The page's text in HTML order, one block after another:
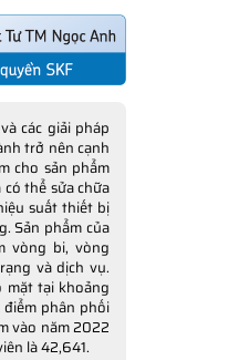
và các giải pháp
trở nên cạnh
cho sản phẩm
thể sửa chữa
suất thiết bị
Sản phẩm của
vòng bi, vòng
và dịch vụ.
mặt tại khoảng
phân phối
vào năm 2022
là 42,641.